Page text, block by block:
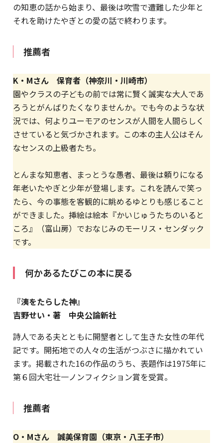
の知恵の話から始まり、最後は吹雪で遭難した少年と
それを助けたやぎとの愛の話で終わります。
推薦者
K・Mさん 保育者（神奈川・川崎市）
園やクラスの子どもの前では常に賢く誠実な大人であ
ろうとがんばりたくなりませんか。でも今のような状
況では、何よりユーモアのセンスが人間を人間らしく
させていると気づかされます。この本の主人公はそん
なセンスの上級者たち。
とんまな知恵者、まっとうな愚者、最後は頼りになる
年老いたやぎと少年が登場します。これを読んで笑っ
たら、今の事態を客観的に眺めるゆとりも感じること
ができました。挿絵は絵本『かいじゅうたちのいると
ころ』（富山房）でおなじみのモーリス・センダック
です。
何かあるたびこの本に戻る
『洟をたらした神』
吉野せい・著 中央公論新社
詩人である夫とともに開墾者として生きた女性の年代
記です。開拓地での人々の生活がつぶさに描かれてい
ます。掲載された16の作品のうち、表題作は1975年に
第６回大宅壮一ノンフィクション賞を受賞。
推薦者
O・Mさん 誠美保育園（東京・八王子市）